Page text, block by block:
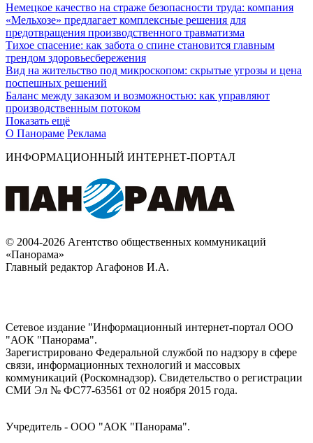
Немецкое качество на страже безопасности труда: компания
«Мельхозе» предлагает комплексные решения для
предотвращения производственного травматизма
Тихое спасение: как забота о спине становится главным
трендом здоровьесбережения
Вид на жительство под микроскопом: скрытые угрозы и цена
поспешных решений
Баланс между заказом и возможностью: как управляют
производственным потоком
Показать ещё
О Панораме Реклама
ИНФОРМАЦИОННЫЙ ИНТЕРНЕТ-ПОРТАЛ
© 2004-2026 Агентство общественных коммуникаций
«Панорама»
Главный редактор Агафонов И.А.
Сетевое издание "Информационный интернет-портал ООО
"АОК "Панорама".
Зарегистрировано Федеральной службой по надзору в сфере
связи, информационных технологий и массовых
коммуникаций (Роскомнадзор). Cвидетельство о регистрации
СМИ Эл № ФС77-63561 от 02 ноября 2015 года.
Учредитель - ООО "АОК "Панорама".